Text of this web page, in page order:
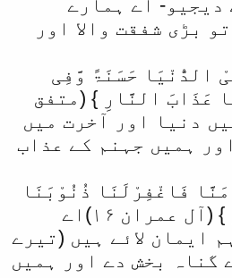
دیجیو- اے ہمارے
بڑی شفقت والا اور
الدُّنْیَا حَسَنَۃً وَّفِی
عَذَابَ النَّارِ } (متفق
دنیا اور آخرت میں
ہمیں جہنم کے عذاب
فَاغْفِرْلَنَا ذُنُوْبَنَا
وَقِنَا عَذَابَ النَّارِ } (آل عمران ۱۶)اے
ایمان لائے ہیں (تیرے
گناہ بخش دے اور ہمیں